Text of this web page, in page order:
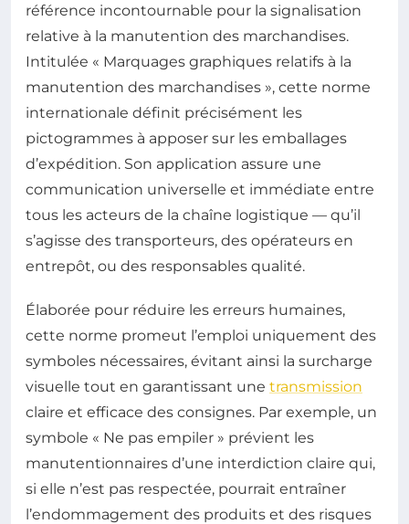
référence incontournable pour la signalisation
relative à la manutention des marchandises.
Intitulée « Marquages graphiques relatifs à la
manutention des marchandises », cette norme
internationale définit précisément les
pictogrammes à apposer sur les emballages
d’expédition. Son application assure une
communication universelle et immédiate entre
tous les acteurs de la chaîne logistique — qu’il
s’agisse des transporteurs, des opérateurs en
entrepôt, ou des responsables qualité.
Élaborée pour réduire les erreurs humaines,
cette norme promeut l’emploi uniquement des
symboles nécessaires, évitant ainsi la surcharge
visuelle tout en garantissant une transmission
claire et efficace des consignes. Par exemple, un
symbole « Ne pas empiler » prévient les
manutentionnaires d’une interdiction claire qui,
si elle n’est pas respectée, pourrait entraîner
l’endommagement des produits et des risques